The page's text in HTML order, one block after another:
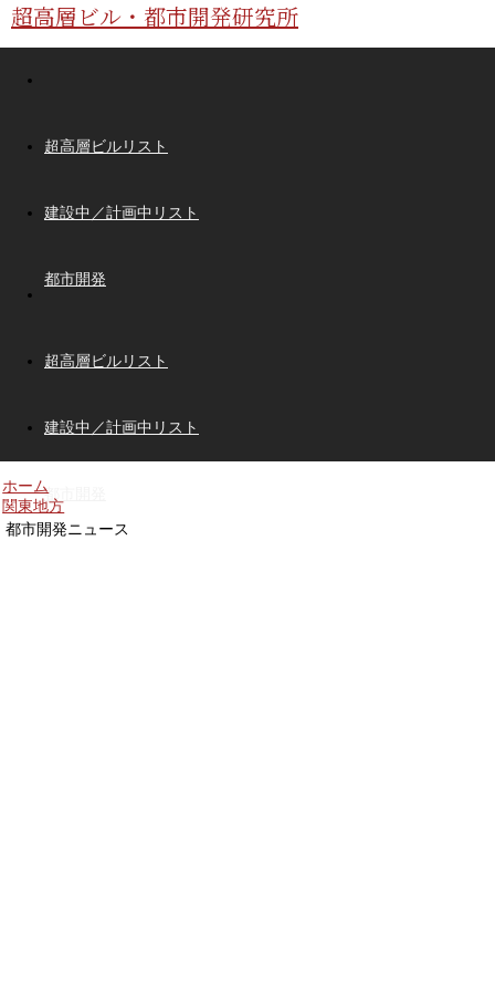
超高層ビル・都市開発研究所
超高層ビルリスト
建設中／計画中リスト
都市開発
超高層ビルリスト
建設中／計画中リスト
都市開発
ホーム
関東地方
都市開発ニュース